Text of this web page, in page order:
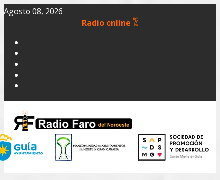
Agosto 08, 2026
Radio online